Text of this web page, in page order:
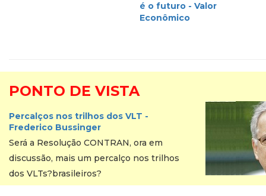
é o futuro - Valor
Econômico
PONTO DE VISTA
Percalços nos trilhos dos VLT -
Frederico Bussinger
Será a Resolução CONTRAN, ora em
discussão, mais um percalço nos trilhos
dos VLTs?brasileiros?